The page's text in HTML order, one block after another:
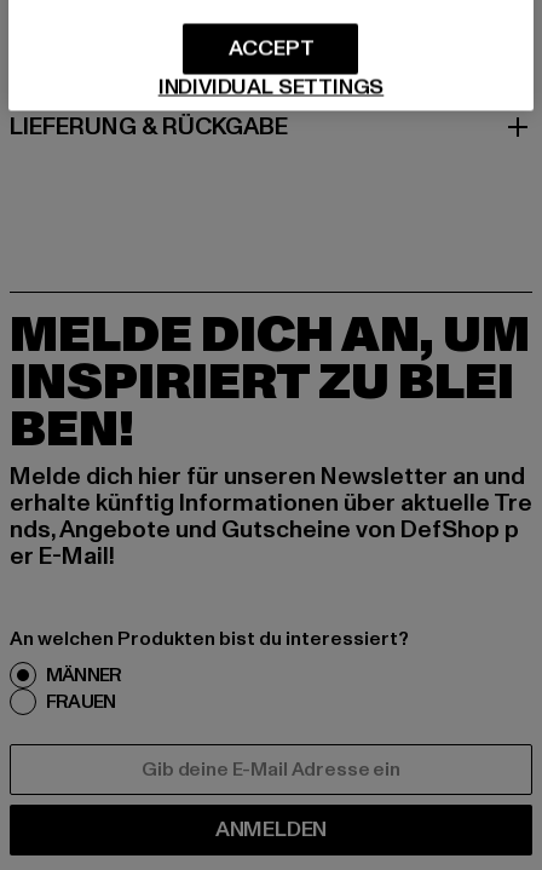
GRÖSSE & PASSFORM
PFLEGEHINWEISE
LIEFERUNG & RÜCKGABE
MELDE DICH AN, UM
INSPIRIERT ZU BLEI
BEN!
Melde dich hier für unseren Newsletter an und
erhalte künftig Informationen über aktuelle Tre
nds, Angebote und Gutscheine von DefShop p
er E-Mail!
An welchen Produkten bist du interessiert?
MÄNNER
FRAUEN
ANMELDEN
INDIVIDUAL SETTINGS
ACCEPT